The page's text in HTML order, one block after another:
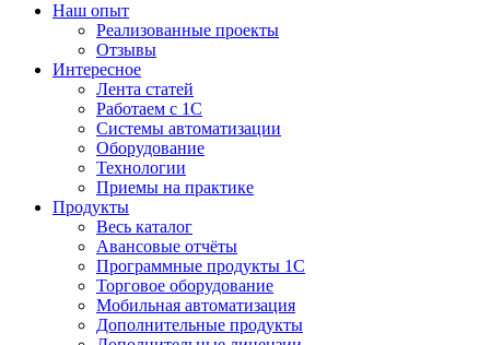
Наш опыт
Реализованные проекты
Отзывы
Интересное
Лента статей
Работаем с 1С
Системы автоматизации
Оборудование
Технологии
Приемы на практике
Продукты
Весь каталог
Авансовые отчёты
Программные продукты 1С
Торговое оборудование
Мобильная автоматизация
Дополнительные продукты